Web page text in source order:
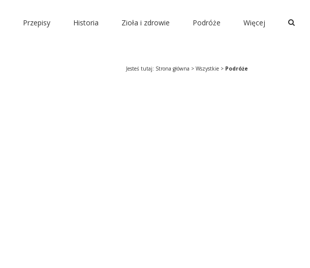
Przepisy Historia Zioła i zdrowie Podróże Więcej
Jesteś tutaj: Strona główna > Wszystkie > Podróże